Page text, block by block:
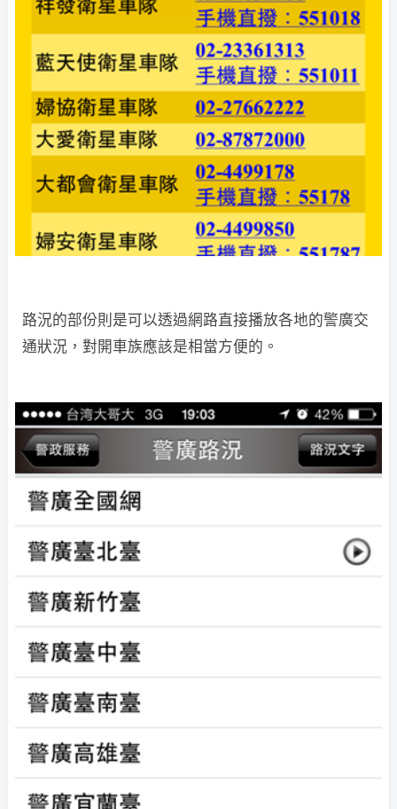
路況的部份則是可以透過網路直接播放各地的警廣交
通狀況，對開車族應該是相當方便的。